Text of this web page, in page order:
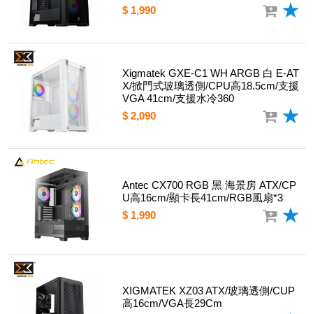
$ 1,990
Xigmatek GXE-C1 WH ARGB 白 E-AT
X/掀門式玻璃透側/CPU高18.5cm/支援
VGA 41cm/支援水冷360
$ 2,090
Antec CX700 RGB 黑 海景房 ATX/CP
U高16cm/顯卡長41cm/RGB風扇*3
$ 1,990
XIGMATEK XZ03 ATX/玻璃透側/CUP
高16cm/VGA長29Cm